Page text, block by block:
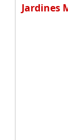
Jardines